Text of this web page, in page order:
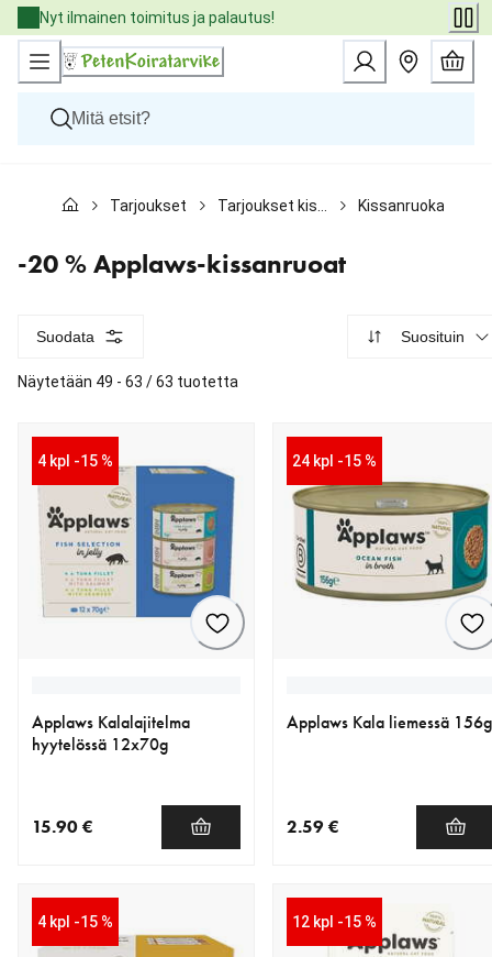
Skip
to
Content
Nyt ilmainen toimitus ja palautus!
Kissat
Eläinlääkäriruoat
Tuotemerkit
Palvelut
Tarjoukset
-20 % Applaws-kissanruoat
Suodata Suosituin
Näytetään 49 - 63 / 63 tuotetta
4 kpl -15 %
Applaws Kalalajitelma
hyytelössä 12x70g
15.90 €
24 kpl -15 %
Applaws Kala liemessä 156g
2.59 €
4 kpl -15 % 12 kpl -15 %